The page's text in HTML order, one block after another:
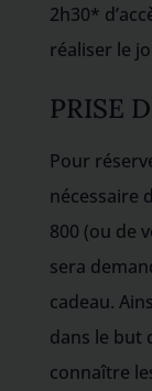
2h30*
réaliser le
PRISE
Pour
nécessaire
800 (ou de
sera
cadeau.
dans le but
connaître